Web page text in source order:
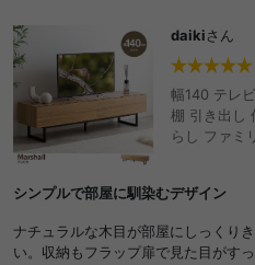
(自分は横着して素手てやっていたら
ちょっと痛くなりました)
なかなかモノトーンの家具で大きす
し回っていたのですが、こちらは黒
い！)で、テレビやレコーダーなどと
いい買い物が出来たと思います！
daikiさん
幅140 テレビ台 ローボード tv 収納 リ
棚 引き出し
らし ファミ
シンプルで部屋に馴染むデザイン
ナチュラルな木目が部屋にしっくり
い。収納もフラップ扉で見た目がす